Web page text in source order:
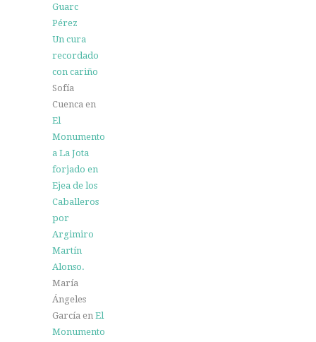
Guarc
Pérez
Un cura
recordado
con cariño
Sofía
Cuenca en
El
Monumento
a La Jota
forjado en
Ejea de los
Caballeros
por
Argimiro
Martín
Alonso.
María
Ángeles
García en El
Monumento